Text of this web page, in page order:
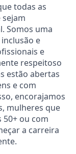
todas as
sejam
Somos uma
e
e
respeitoso
estão abertas
e com
encorajamos
mulheres que
50+ ou com
a carreira